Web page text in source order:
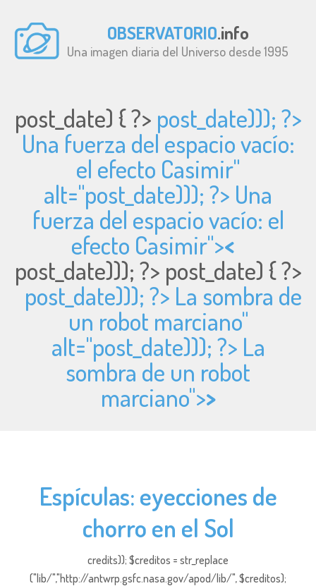
OBSERVATORIO.info
Una imagen diaria del Universo desde 1995
post_date) { ?> post_date))); ?>
Una fuerza del espacio vacío:
el efecto Casimir"
alt="post_date))); ?> Una
fuerza del espacio vacío: el
efecto Casimir"><
post_date))); ?> post_date) { ?>
post_date))); ?> La sombra de
un robot marciano"
alt="post_date))); ?> La
sombra de un robot
marciano">>
Espículas: eyecciones de
chorro en el Sol
credits)); $creditos = str_replace
("lib/","http://antwrp.gsfc.nasa.gov/apod/lib/", $creditos);